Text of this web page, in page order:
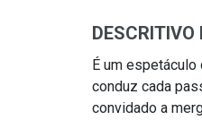
DESCRITIVO
É um
conduz cada
convidado a